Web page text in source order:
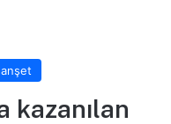
kazanılan